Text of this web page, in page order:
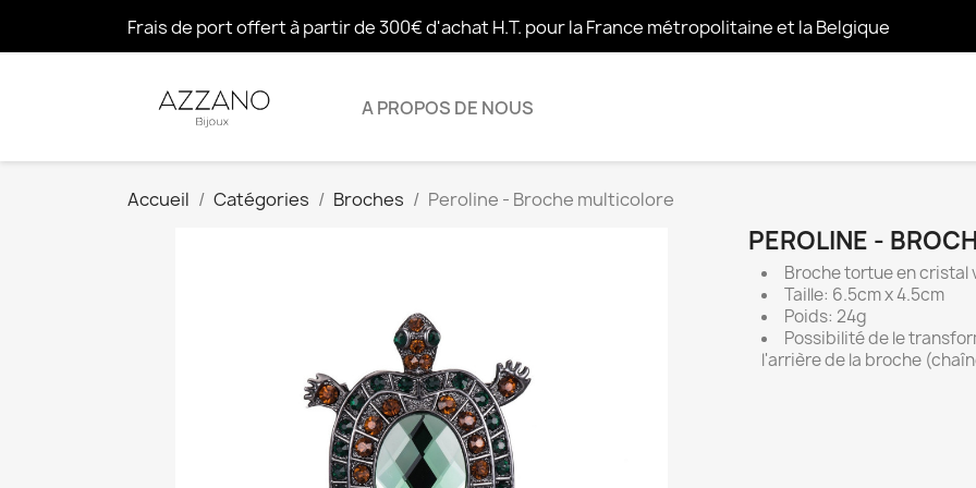
Frais de port offert à partir de 300€ d'achat H.T. pour la France métropolitaine et la Belgique
A PROPOS DE NOUS
Accueil Catégories Broches Peroline - Broche multicolore
PEROLINE -
Broche tortue en cristal
Taille: 6.5cm x 4.5cm
Poids: 24g
Possibilité de le
l'arrière de la broche